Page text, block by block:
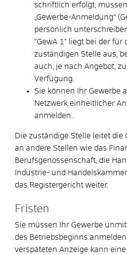
schriftlich erfolgt,
„Gewerbe-Anmeldung“
persönlich
"GewA 1" liegt bei der für
zuständigen Stelle aus,
auch, je nach Angebot,
Verfügung.
Sie können Ihr Gewerbe
Netzwerk einheitlicher
anmelden.
Die zuständige Stelle leitet die
an andere Stellen wie das
Berufsgenossenschaft, die
Industrie- und
das Registergericht weiter.
Fristen
Sie müssen Ihr Gewerbe
des Betriebsbeginns
verspäteten Anzeige kann